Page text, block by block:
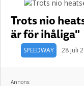
Trots nio
är för ihåliga"
SPEEDWAY 28 juli
Annons: